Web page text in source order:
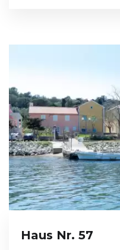
Haus Nr. 57